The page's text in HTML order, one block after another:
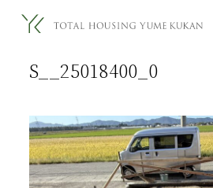
S__25018400_0